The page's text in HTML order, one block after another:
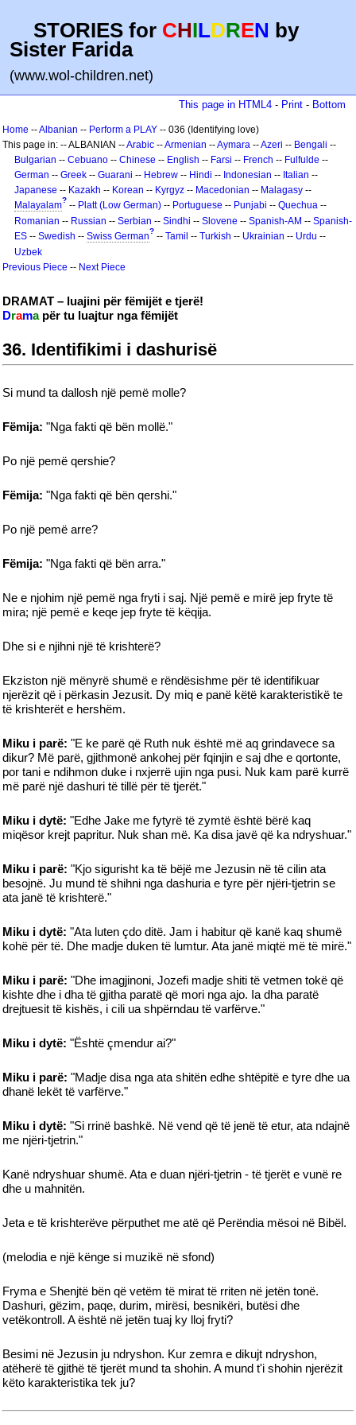
STORIES for CHILDREN by
Sister Farida
(www.wol-children.net)
This page in HTML4 - Print - Bottom
Home --Albanian -- Perform a PLAY -- 036 (Identifying love)
This page in: -- ALBANIAN --Arabic --Armenian --Aymara --Azeri -- Bengali --
Bulgarian -- Cebuano -- Chinese -- English -- Farsi -- French -- Fulfulde --
German -- Greek -- Guarani -- Hebrew -- Hindi -- Indonesian -- Italian --
Japanese -- Kazakh -- Korean -- Kyrgyz -- Macedonian -- Malagasy --
Malayalam? -- Platt (Low German) -- Portuguese -- Punjabi -- Quechua --
Romanian -- Russian -- Serbian -- Sindhi -- Slovene -- Spanish-AM -- Spanish-
ES -- Swedish -- Swiss German? -- Tamil -- Turkish -- Ukrainian -- Urdu --
Uzbek
Previous Piece -- Next Piece
DRAMAT – luajini për fëmijët e tjerë!
Dramapër tu luajtur nga fëmijët
36. Identifikimi i dashurisë
Si mund ta dallosh një pemë molle?
Fëmija: "Nga fakti që bën mollë."
Po një pemë qershie?
Fëmija: "Nga fakti që bën qershi."
Po një pemë arre?
Fëmija: "Nga fakti që bën arra."
Ne e njohim një pemë nga fryti i saj. Një pemë e mirë jep fryte të
mira; një pemë e keqe jep fryte të këqija.
Dhe si e njihni një të krishterë?
Ekziston një mënyrë shumë e rëndësishme për të identifikuar
njerëzit që i përkasin Jezusit. Dy miq e panë këtë karakteristikë te
të krishterët e hershëm.
Miku i parë: "E ke parë që Ruth nuk është më aq grindavece sa
dikur? Më parë, gjithmonë ankohej për fqinjin e saj dhe e qortonte,
por tani e ndihmon duke i nxjerrë ujin nga pusi. Nuk kam parë kurrë
më parë një dashuri të tillë për të tjerët."
Miku i dytë: "Edhe Jake me fytyrë të zymtë është bërë kaq
miqësor krejt papritur. Nuk shan më. Ka disa javë që ka ndryshuar."
Miku i parë: "Kjo sigurisht ka të bëjë me Jezusin në të cilin ata
besojnë. Ju mund të shihni nga dashuria e tyre për njëri-tjetrin se
ata janë të krishterë."
Miku i dytë: "Ata luten çdo ditë. Jam i habitur që kanë kaq shumë
kohë për të. Dhe madje duken të lumtur. Ata janë miqtë më të mirë."
Miku i parë: "Dhe imagjinoni, Jozefi madje shiti të vetmen tokë që
kishte dhe i dha të gjitha paratë që mori nga ajo. Ia dha paratë
drejtuesit të kishës, i cili ua shpërndau të varfërve."
Miku i dytë: "Është çmendur ai?"
Miku i parë: "Madje disa nga ata shitën edhe shtëpitë e tyre dhe ua
dhanë lekët të varfërve."
Miku i dytë: "Si rrinë bashkë. Në vend që të jenë të etur, ata ndajnë
me njëri-tjetrin."
Kanë ndryshuar shumë. Ata e duan njëri-tjetrin - të tjerët e vunë re
dhe u mahnitën.
Jeta e të krishterëve përputhet me atë që Perëndia mësoi në Bibël.
(melodia e një kënge si muzikë në sfond)
Fryma e Shenjtë bën që vetëm të mirat të rriten në jetën tonë.
Dashuri, gëzim, paqe, durim, mirësi, besnikëri, butësi dhe
vetëkontroll. A është në jetën tuaj ky lloj fryti?
Besimi në Jezusin ju ndryshon. Kur zemra e dikujt ndryshon,
atëherë të gjithë të tjerët mund ta shohin. A mund t'i shohin njerëzit
këto karakteristika tek ju?